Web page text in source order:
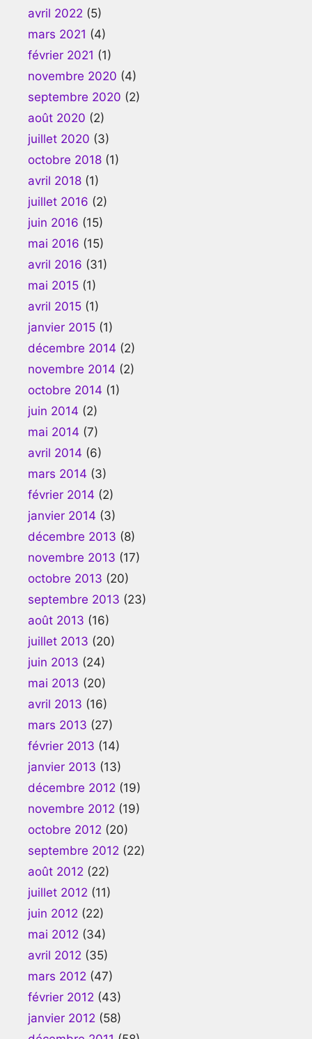
avril 2022 (5)
mars 2021 (4)
février 2021 (1)
novembre 2020 (4)
septembre 2020 (2)
août 2020 (2)
juillet 2020 (3)
octobre 2018 (1)
avril 2018 (1)
juillet 2016 (2)
juin 2016 (15)
mai 2016 (15)
avril 2016 (31)
mai 2015 (1)
avril 2015 (1)
janvier 2015 (1)
décembre 2014 (2)
novembre 2014 (2)
octobre 2014 (1)
juin 2014 (2)
mai 2014 (7)
avril 2014 (6)
mars 2014 (3)
février 2014 (2)
janvier 2014 (3)
décembre 2013 (8)
novembre 2013 (17)
octobre 2013 (20)
septembre 2013 (23)
août 2013 (16)
juillet 2013 (20)
juin 2013 (24)
mai 2013 (20)
avril 2013 (16)
mars 2013 (27)
février 2013 (14)
janvier 2013 (13)
décembre 2012 (19)
novembre 2012 (19)
octobre 2012 (20)
septembre 2012 (22)
août 2012 (22)
juillet 2012 (11)
juin 2012 (22)
mai 2012 (34)
avril 2012 (35)
mars 2012 (47)
février 2012 (43)
janvier 2012 (58)